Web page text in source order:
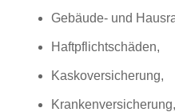
Gebäude- und
Haftpflichtschäden,
Kaskoversicherung,
Krankenversicherung,